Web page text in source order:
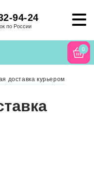
94-24
по России
0
доставка курьером